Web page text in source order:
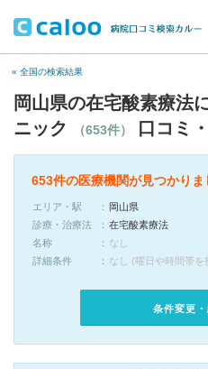
« 全国の検索結果
岡山県の在宅酸素療法
ニック
（653件） 口コミ
653件の医療機関が見つかりま
エリア・駅
岡山県
診療・治療法
在宅酸素療法
名称
なし
詳細条件
なし (曜日や時間帯を
条件変更